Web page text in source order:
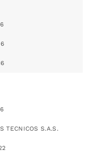
TECNICOS S.A.S.